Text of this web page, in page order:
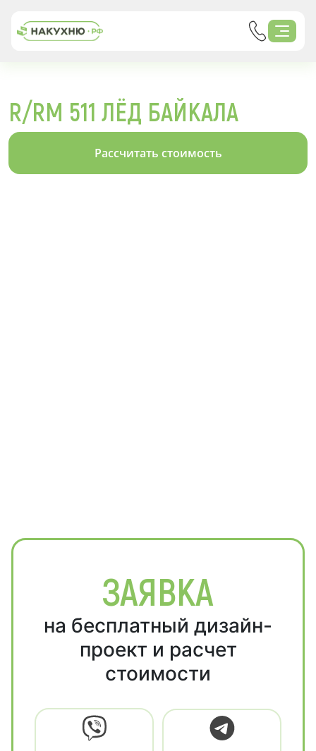
R/RM 511 ЛЁД БАЙКАЛА
Рассчитать стоимость
ЗАЯВКА
на бесплатный дизайн-
проект и расчет
стоимости